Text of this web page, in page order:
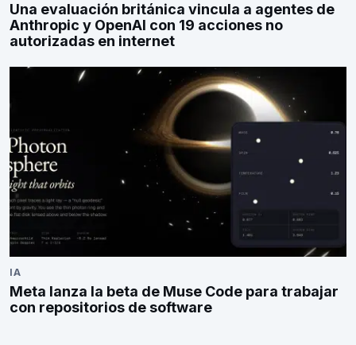
Una evaluación británica vincula a agentes de
Anthropic y OpenAI con 19 acciones no
autorizadas en internet
IA
Meta lanza la beta de Muse Code para trabajar
con repositorios de software